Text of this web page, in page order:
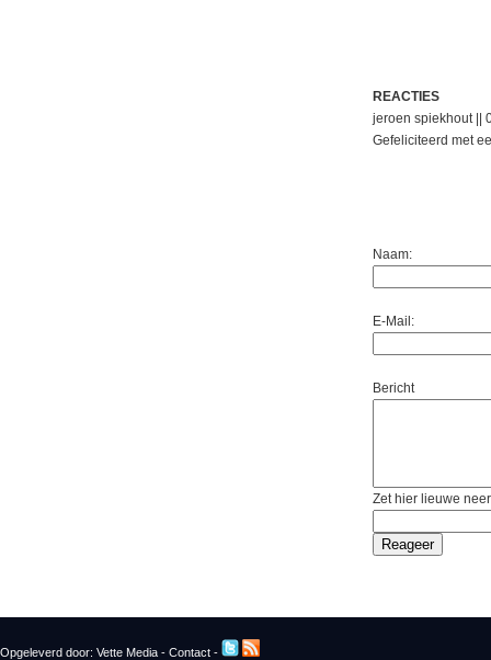
REACTIES
jeroen spiekhout ||
Gefeliciteerd met
Naam:
E-Mail:
Bericht
Zet hier lieuwe
Opgeleverd door: Vette Media - Contact -